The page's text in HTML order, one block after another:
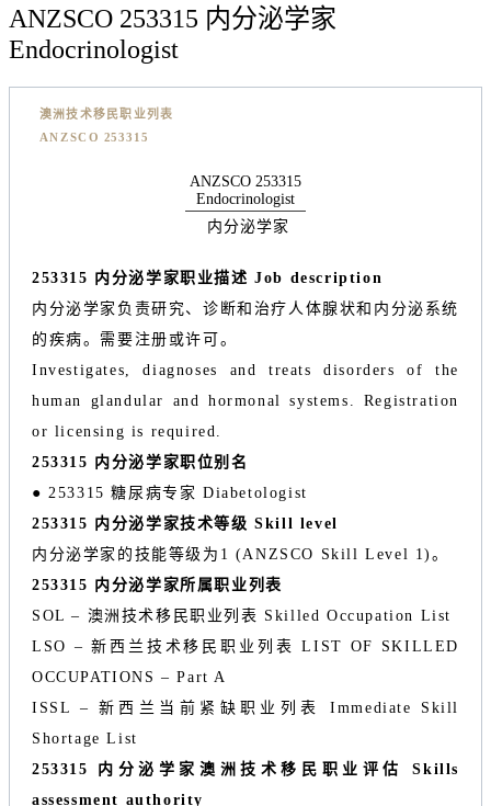
ANZSCO 253315 内分泌学家
Endocrinologist
澳洲技术移民职业列表
ANZSCO 253315
ANZSCO 253315
Endocrinologist
内分泌学家
253315 内分泌学家职业描述 Job description
内分泌学家负责研究、诊断和治疗人体腺状和内分泌系统
的疾病。需要注册或许可。
Investigates, diagnoses and treats disorders of the
human glandular and hormonal systems. Registration
or licensing is required.
253315 内分泌学家职位别名
● 253315 糖尿病专家 Diabetologist
253315 内分泌学家技术等级 Skill level
内分泌学家的技能等级为1 (ANZSCO Skill Level 1)。
253315 内分泌学家所属职业列表
SOL – 澳洲技术移民职业列表 Skilled Occupation List
LSO – 新西兰技术移民职业列表 LIST OF SKILLED
OCCUPATIONS – Part A
ISSL – 新西兰当前紧缺职业列表 Immediate Skill
Shortage List
253315 内分泌学家澳洲技术移民职业评估 Skills
assessment authority